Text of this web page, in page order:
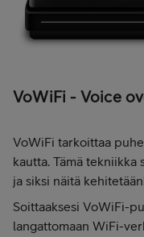
VoWiFi - Voice
VoWiFi tarkoittaa
kautta. Tämä tekniikka
ja siksi näitä
Soittaaksesi VoWiFi-
langattomaan WiFi-